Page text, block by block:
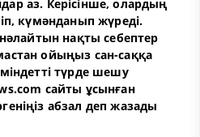
аз. Керісінше, олардың
күмәнданып жүреді.
нақты себептер
ойыңыз сан-саққа
түрде шешу
сайты ұсынған
абзал деп жазады